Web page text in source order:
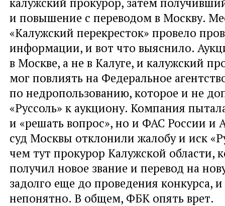
и повышение с переводом в Москву.
«Калужский перекресток» провело
информации, и вот что выяснило.
в Москве, а не в Калуге, и калужский
мог повлиять на Федеральное
по недропользованию, которое и не
«Руссоль» к аукциону. Компания
и «решать вопрос», но и ФАС России и
суд Москвы отклонили жалобу и иск
чем тут прокурор Калужской области,
получил новое звание и перевод на
задолго еще до проведения конкурса, и
непонятно. В общем, ФБК опять врет.